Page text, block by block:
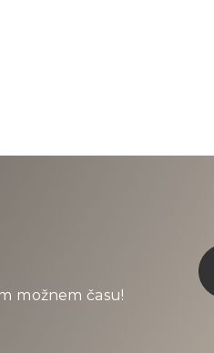
možnem času!